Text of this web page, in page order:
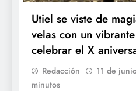
Utiel se viste de
velas con un
celebrar el X
Redacción 11 de
minutos